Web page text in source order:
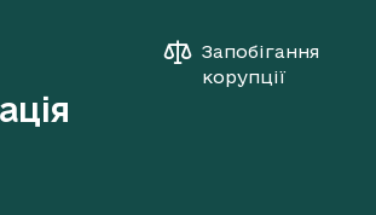
Запобігання
корупції